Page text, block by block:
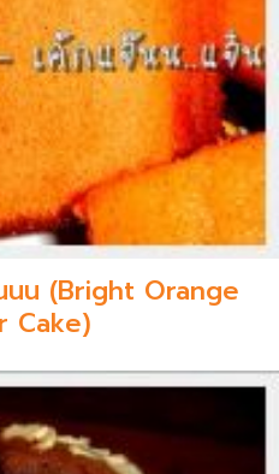
นน (Bright Orange
Cake)